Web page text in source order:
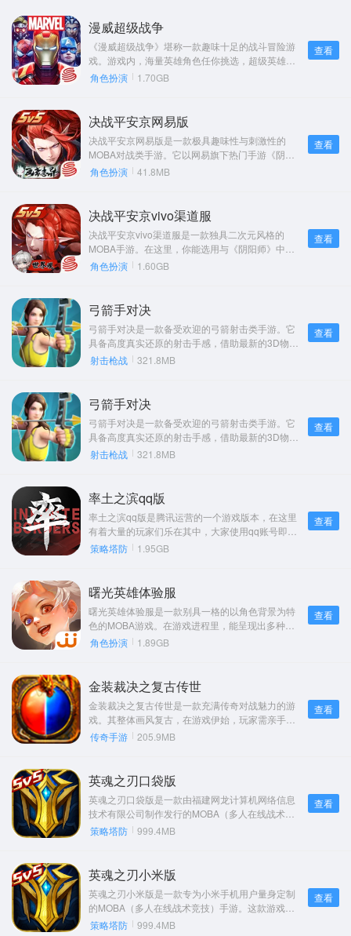
带去前所未有的游戏冒险体验，并游戏在画面上游
戏制作的可以说非常的精致的，运行也是足够的流
畅，完全不用担心卡顿带来的游戏体验不佳的感
觉。
漫威超级战争
《漫威超级战争》堪称一款趣味十足的战斗冒险游
戏。游戏内，海量英雄角色任你挑选，超级英雄的
设定栩栩如生。每一位复联英雄都独具优势，像黑
验一番吧！
角色扮演 1.70GB
查看
决战平安京网易版
决战平安京网易版是一款极具趣味性与刺激性的
MOBA对战类手游。它以网易旗下热门手游《阴阳
师》作为蓝本打造，在玩法方面，不仅借鉴了《王
式，还融入了式神录、阴阳术等《阴阳师》手游的
特色系统。此外，游戏新增了练习、匹配和资格赛
等对抗玩法，旨在引领玩家感受前所未有的MOBA
对战乐趣。
角色扮演 41.8MB
查看
决战平安京vivo渠道服
决战平安京vivo渠道服是一款独具二次元风格的
MOBA手游。在这里，你能选用与《阴阳师》中完
全相同的游戏角色，展开紧张刺激的5V5在线对战。
角色扮演 1.60GB
查看
弓箭手对决
弓箭手对决是一款备受欢迎的弓箭射击类手游。它
具备高度真实还原的射击手感，借助最新的3D物理
引擎，为玩家塑造出极为逼真的画面，还设计了别
决。喜爱这类游戏的小伙伴，一定不要错过！
射击枪战 321.8MB
查看
弓箭手对决
弓箭手对决是一款备受欢迎的弓箭射击类手游。它
具备高度真实还原的射击手感，借助最新的3D物理
引擎，为玩家塑造出极为逼真的画面，还设计了别
决。喜爱这类游戏的小伙伴，一定不要错过！
射击枪战 321.8MB
查看
率土之滨qq版
率土之滨qq版是腾讯运营的一个游戏版本，在这里
有着大量的玩家们乐在其中，大家使用qq账号即可
登陆进行畅玩哦。游戏玩法上有着招募名将、发展
游戏制作的可以说非常的精致的，运行也是足够的
流畅，完全不用担心卡顿带来的游戏体验不佳的感
觉。
策略塔防 1.95GB
查看
曙光英雄体验服
曙光英雄体验服是一款别具一格的以角色背景为特
色的MOBA游戏。在游戏进程里，能呈现出多种多
样的战斗效果。其匹配模式是随机的全民开团竞技
挑选恰当的激战方式。感兴趣的玩家，赶快去下载
这款游戏畅玩吧。
角色扮演 1.89GB
查看
金装裁决之复古传世
金装裁决之复古传世是一款充满传奇对战魅力的游
戏。其整体画风复古，在游戏伊始，玩家需亲手打
造自己的角色。散人玩家即便不充值，也有机会称
稀有装备。除了保留原有的经典玩法，该游戏的公
平性进一步增强，还增添了诸多新颖的游戏玩法。
如此一来，玩家便能拥有传奇般的人生，收获丰厚
奖品。
传奇手游 205.9MB
查看
英魂之刃口袋版
英魂之刃口袋版是一款由福建网龙计算机网络信息
技术有限公司制作发行的MOBA（多人在线战术竞
技）手游。这款游戏作为《英魂之刃》系列的移动
随地享受MOBA竞技体验的可能。游戏以魔王扎卡
入侵英魂大陆为背景，玩家将扮演时光召唤师，召
唤各种英魂，共同抵御魔王的入侵，捍卫英魂大陆
的和平。
策略塔防 999.4MB
查看
英魂之刃小米版
英魂之刃小米版是一款专为小米手机用户量身定制
的MOBA（多人在线战术竞技）手游。这款游戏不
仅继承了《英魂之刃》系列的经典玩法和角色设
策略塔防 999.4MB
查看